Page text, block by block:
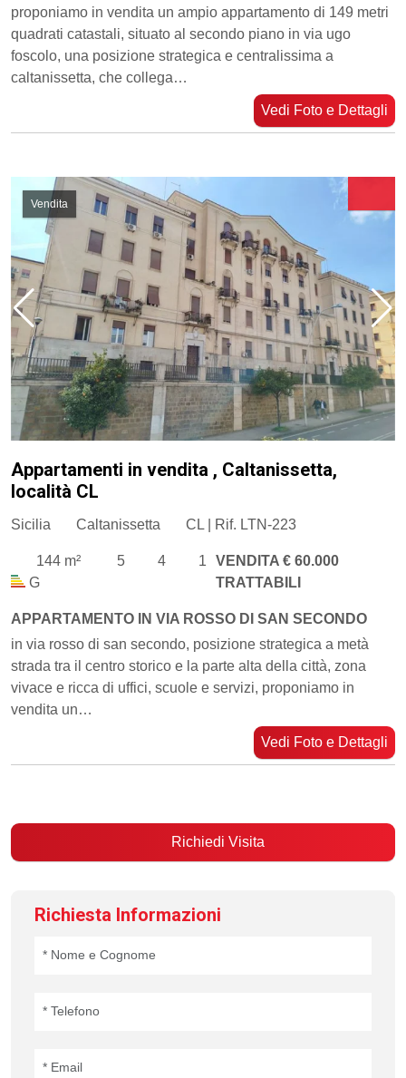
proponiamo in vendita un ampio appartamento di 149 metri
quadrati catastali, situato al secondo piano in via ugo
foscolo, una posizione strategica e centralissima a
caltanissetta, che collega…
Vedi Foto e Dettagli
Vendita
Appartamenti in vendita , Caltanissetta,
località CL
Sicilia Caltanissetta CL | Rif. LTN-223
144 m² 5 4
1
G
VENDITA € 60.000
TRATTABILI
APPARTAMENTO IN VIA ROSSO DI SAN SECONDO
in via rosso di san secondo, posizione strategica a metà
strada tra il centro storico e la parte alta della città, zona
vivace e ricca di uffici, scuole e servizi, proponiamo in
vendita un…
Vedi Foto e Dettagli
Richiedi Visita
Richiesta Informazioni